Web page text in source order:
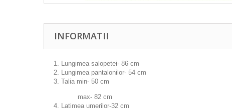
INFORMATII
1. Lungimea salopetei- 86 сm
2. Lungimea pantalonilor- 54 сm
3. Talia min- 50 сm
max- 82 сm
4. Latimea umerilor-32 сm